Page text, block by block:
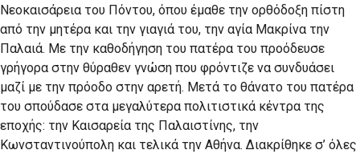
Νεοκαισάρεια του Πόντου, όπου έμαθε την ορθόδοξη πίστη
από την μητέρα και την γιαγιά του, την αγία Μακρίνα την
Παλαιά. Με την καθοδήγηση του πατέρα του προόδευσε
γρήγορα στην θύραθεν γνώση που φρόντιζε να συνδυάσει
μαζί με την πρόοδο στην αρετή. Μετά το θάνατο του πατέρα
του σπούδασε στα μεγαλύ­τερα πολιτιστικά κέντρα της
εποχής: την Καισαρεία της Παλαιστίνης, την
Κωνσταντινούπολη και τελικά την Αθήνα. Διακρίθηκε σ’ όλες